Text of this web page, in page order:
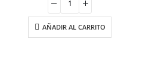
era:
23.15 €.19.67 €.
AÑADIR AL CARRITO